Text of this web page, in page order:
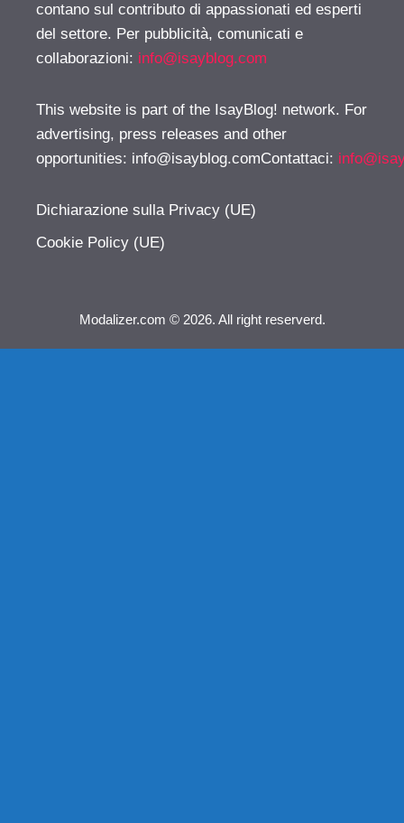
contano sul contributo di appassionati ed esperti
del settore. Per pubblicità, comunicati e
collaborazioni: info@isayblog.com
This website is part of the IsayBlog! network. For
advertising, press releases and other
opportunities: info@isayblog.comContattaci:
Dichiarazione sulla Privacy (UE)
Cookie Policy (UE)
Modalizer.com © 2026. All right reserverd.